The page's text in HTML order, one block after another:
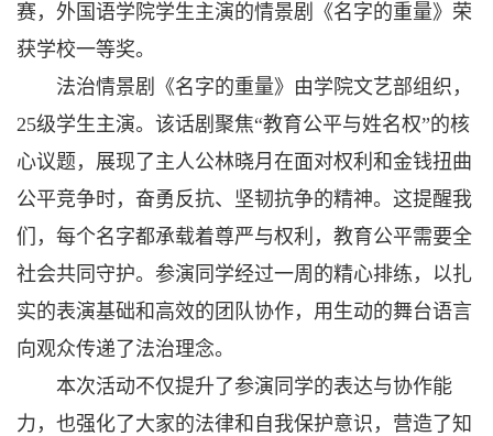
赛，外国语学院学生主演的情景剧《名字的重量》荣
获学校一等奖。
法治情景剧《名字的重量》由学院文艺部组织，
25级学生主演。该话剧聚焦“教育公平与姓名权”的核
心议题，展现了主人公林晓月在面对权利和金钱扭曲
公平竞争时，奋勇反抗、坚韧抗争的精神。这提醒我
们，每个名字都承载着尊严与权利，教育公平需要全
社会共同守护。参演同学经过一周的精心排练，以扎
实的表演基础和高效的团队协作，用生动的舞台语言
向观众传递了法治理念。
本次活动不仅提升了参演同学的表达与协作能
力，也强化了大家的法律和自我保护意识，营造了知